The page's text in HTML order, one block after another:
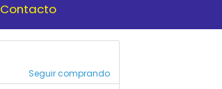
Contacto
Seguir comprando